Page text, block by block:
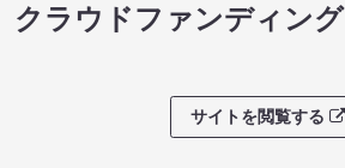
クラウドファンディング
サイトを閲覧する